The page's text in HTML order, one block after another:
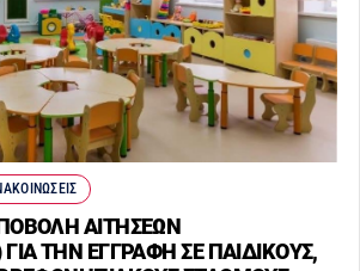
ΑΙΤΗΣΕΩΝ
ΓΙΑ ΤΗΝ ΕΓΓΡΑΦΗ ΣΕ ΠΑΙΔΙΚΟΥΣ,